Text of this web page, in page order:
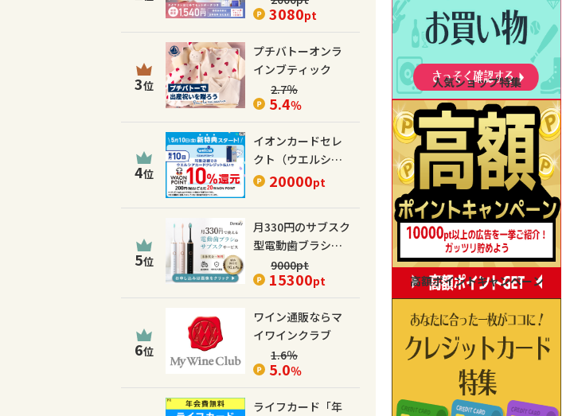
3080pt
3位
プチバトーオンラ
インブティック
2.7％
5.4％
4位
イオンカードセレ
クト（ウエルシア
カード）
20000pt
5位
月330円のサブスク
型電動歯ブラシ
【Dentaly】
9000pt
15300pt
6位
ワイン通販ならマ
イワインクラブ
1.6％
5.0％
ライフカード「年
人気ショップ特集
高額ポイントキャンペーン